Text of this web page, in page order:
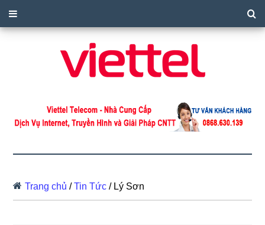
Trang chủ /Tin Tức / Lý Sơn